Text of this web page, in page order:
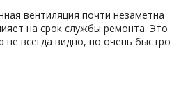
вентиляция почти незаметна
на срок службы ремонта. Это
не всегда видно, но очень быстро